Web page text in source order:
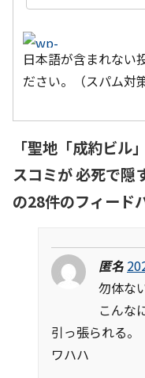
日本語が含まれない
ださい。（スパム対策
「聖地「成約ビル
スコミが 必死で隠
の28件のフィード
匿名
勿体な
こんな
引っ張られる。
ワハハ